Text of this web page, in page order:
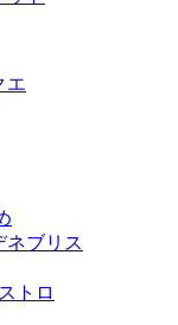
エ
ネブリス
トロ